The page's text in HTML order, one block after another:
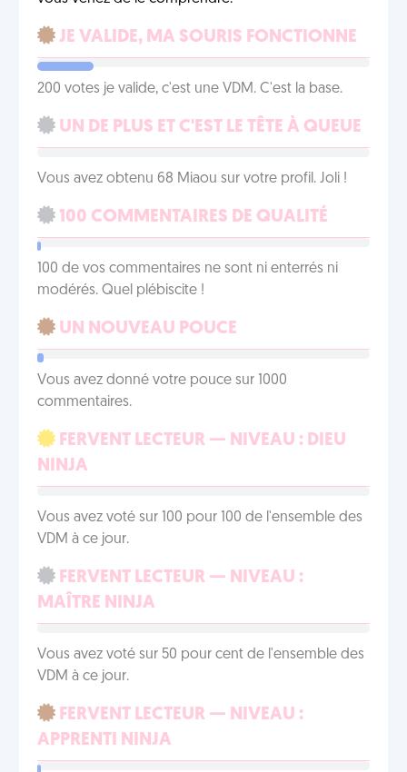
JE VALIDE, MA SOURIS FONCTIONNE
200 votes je valide, c'est une VDM. C'est la base.
UN DE PLUS ET C'EST LE TÊTE À QUEUE
Vous avez obtenu 68 Miaou sur votre profil. Joli !
100 COMMENTAIRES DE QUALITÉ
100 de vos commentaires ne sont ni enterrés ni
modérés. Quel plébiscite !
UN NOUVEAU POUCE
Vous avez donné votre pouce sur 1000
commentaires.
FERVENT LECTEUR — NIVEAU : DIEU
NINJA
Vous avez voté sur 100 pour 100 de l'ensemble des
VDM à ce jour.
FERVENT LECTEUR — NIVEAU :
MAÎTRE NINJA
Vous avez voté sur 50 pour cent de l'ensemble des
VDM à ce jour.
FERVENT LECTEUR — NIVEAU :
APPRENTI NINJA